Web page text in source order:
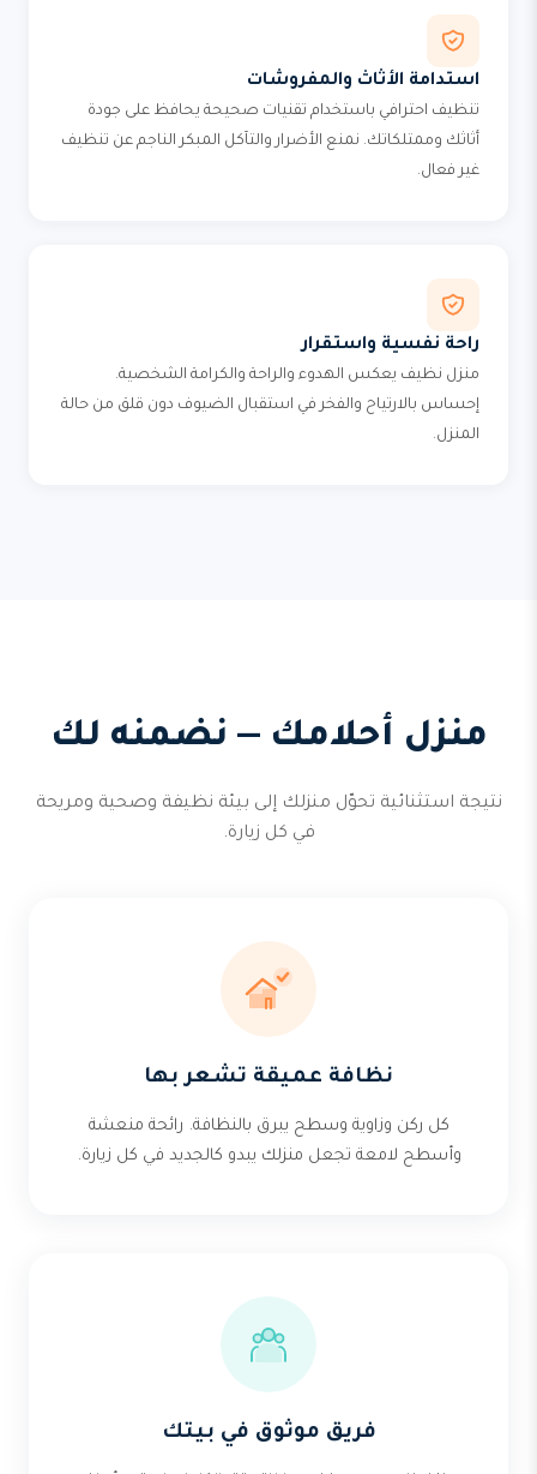
استدامة الأثاث والمفروشات
تنظيف احترافي باستخدام تقنيات صحيحة يحافظ على جودة
أثاثك وممتلكاتك. نمنع الأضرار والتآكل المبكر الناجم عن تنظيف
غير فعال.
راحة نفسية واستقرار
منزل نظيف يعكس الهدوء والراحة والكرامة الشخصية.
إحساس بالارتياح والفخر في استقبال الضيوف دون قلق من حالة
المنزل.
منزل أحلامك — نضمنه لك
نتيجة استثنائية تحوّل منزلك إلى بيئة نظيفة وصحية ومريحة
في كل زيارة.
نظافة عميقة تشعر بها
كل ركن وزاوية وسطح يبرق بالنظافة. رائحة منعشة
وأسطح لامعة تجعل منزلك يبدو كالجديد في كل زيارة.
فريق موثوق في بيتك